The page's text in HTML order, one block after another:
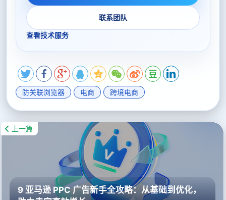
联系团队
查看技术服务
防关联浏览器 电商 跨境电商
上一篇
9 亚马逊 PPC 广告新手全攻略：从基础到优化，